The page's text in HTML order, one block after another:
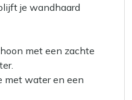
je wandhaard
met een zachte
met water en een